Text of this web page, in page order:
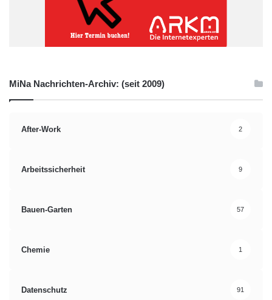
MiNa Nachrichten-Archiv: (seit 2009)
After-Work 2
Arbeitssicherheit 9
Bauen-Garten 57
Chemie 1
Datenschutz 91